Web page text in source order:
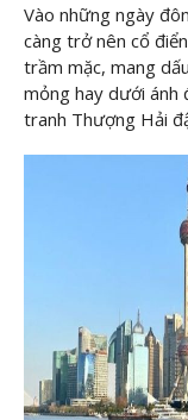
Vào những ngày
càng trở nên cổ
trầm mặc, mang
mỏng hay dưới ánh
tranh Thượng Hải